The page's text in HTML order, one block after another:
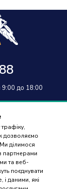
дозволяємо
ділимося
партнерами
та веб-
поєднувати
даними, які
9:00 до 18:00